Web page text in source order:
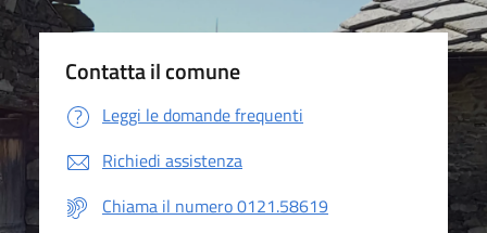
Contatta il comune
Leggi le domande frequenti
Richiedi assistenza
Chiama il numero 0121.58619